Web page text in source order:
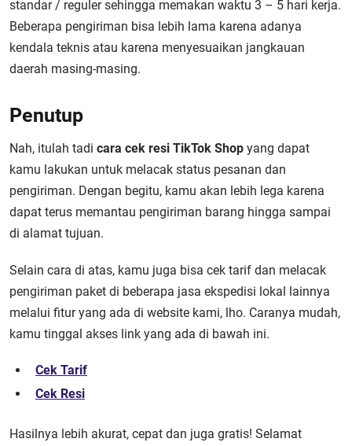
standar / reguler sehingga memakan waktu 3 – 5 hari kerja.
Beberapa pengiriman bisa lebih lama karena adanya
kendala teknis atau karena menyesuaikan jangkauan
daerah masing-masing.
Penutup
Nah, itulah tadi cara cek resi TikTok Shop yang dapat
kamu lakukan untuk melacak status pesanan dan
pengiriman. Dengan begitu, kamu akan lebih lega karena
dapat terus memantau pengiriman barang hingga sampai
di alamat tujuan.
Selain cara di atas, kamu juga bisa cek tarif dan melacak
pengiriman paket di beberapa jasa ekspedisi lokal lainnya
melalui fitur yang ada di website kami, lho. Caranya mudah,
kamu tinggal akses link yang ada di bawah ini.
Cek Tarif
Cek Resi
Hasilnya lebih akurat, cepat dan juga gratis! Selamat